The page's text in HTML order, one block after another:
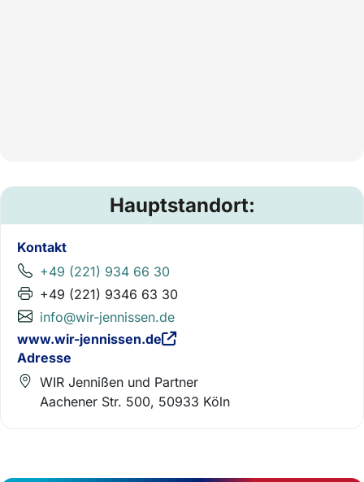
Hauptstandort:
Kontakt
+49 (221) 934 66 30
+49 (221) 9346 63 30
info@wir-jennissen.de
www.wir-jennissen.de
Adresse
WIR Jennißen und Partner
Aachener Str. 500, 50933 Köln